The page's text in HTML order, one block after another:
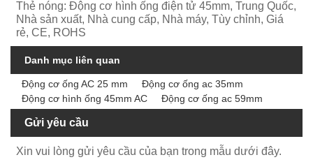
Thẻ nóng: Động cơ hình ống điện tử 45mm, Trung Quốc,
Nhà sản xuất, Nhà cung cấp, Nhà máy, Tùy chỉnh, Giá
rẻ, CE, ROHS
Danh mục liên quan
Động cơ ống AC 25 mm
Động cơ ống ac 35mm
Động cơ hình ống 45mm AC
Động cơ ống ac 59mm
Gửi yêu cầu
Xin vui lòng gửi yêu cầu của bạn trong mẫu dưới đây.